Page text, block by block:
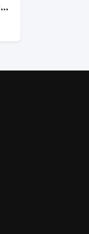
6951349-03 bmw 5 serisi 2004 - 2010 sinyal kolu